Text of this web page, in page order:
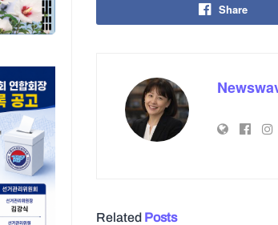
Share
Related Posts